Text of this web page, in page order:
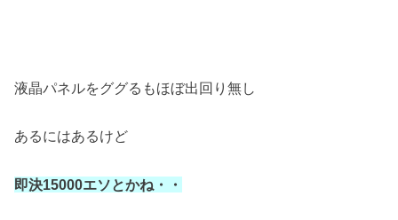
液晶パネルをググるもほぼ出回り無し
あるにはあるけど
即決15000エソとかね・・